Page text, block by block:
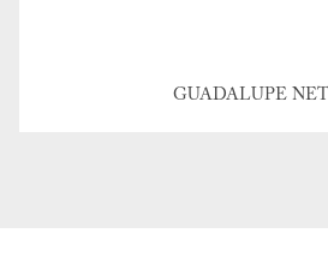
GUADALUPE